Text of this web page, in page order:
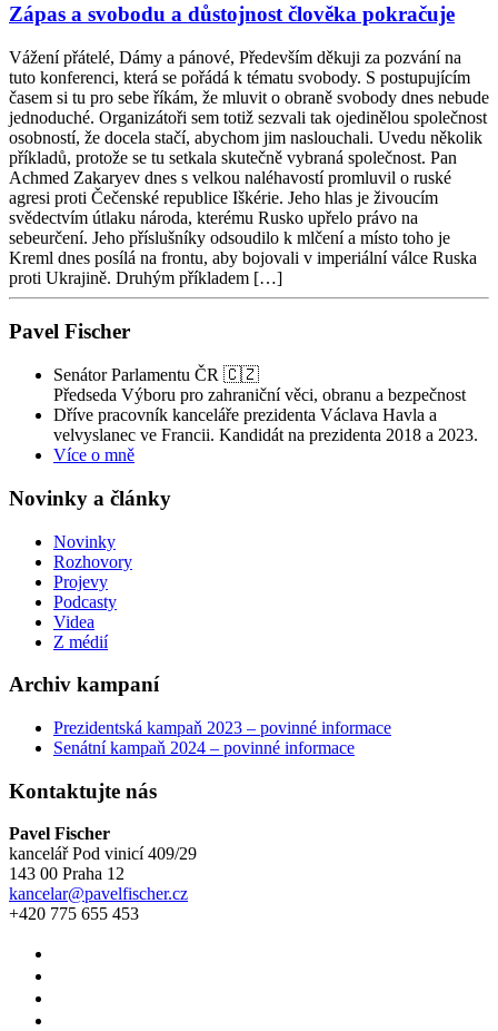
Zápas a svobodu a důstojnost člověka pokračuje
Vážení přátelé, Dámy a pánové, Především děkuji za pozvání na
tuto konferenci, která se pořádá k tématu svobody. S postupujícím
časem si tu pro sebe říkám, že mluvit o obraně svobody dnes nebude
jednoduché. Organizátoři sem totiž sezvali tak ojedinělou společnost
osobností, že docela stačí, abychom jim naslouchali. Uvedu několik
příkladů, protože se tu setkala skutečně vybraná společnost. Pan
Achmed Zakaryev dnes s velkou naléhavostí promluvil o ruské
agresi proti Čečenské republice Iškérie. Jeho hlas je živoucím
svědectvím útlaku národa, kterému Rusko upřelo právo na
sebeurčení. Jeho příslušníky odsoudilo k mlčení a místo toho je
Kreml dnes posílá na frontu, aby bojovali v imperiální válce Ruska
proti Ukrajině. Druhým příkladem […]
Pavel Fischer
Senátor Parlamentu ČR 🇨🇿
Předseda Výboru pro zahraniční věci, obranu a bezpečnost
Dříve pracovník kanceláře prezidenta Václava Havla a
velvyslanec ve Francii. Kandidát na prezidenta 2018 a 2023.
Více o mně
Novinky a články
Novinky
Rozhovory
Projevy
Podcasty
Videa
Z médií
Archiv kampaní
Prezidentská kampaň 2023 – povinné informace
Senátní kampaň 2024 – povinné informace
Kontaktujte nás
Pavel Fischer
kancelář Pod vinicí 409/29
143 00 Praha 12
kancelar@pavelfischer.cz
+420 775 655 453